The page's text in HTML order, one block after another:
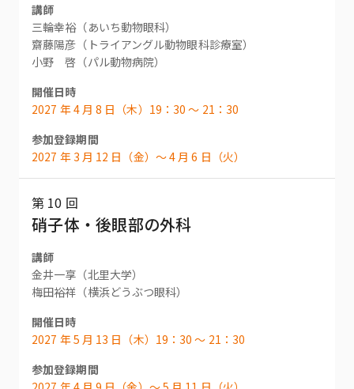
講師
三輪幸裕（あいち動物眼科）
齋藤陽彦（トライアングル動物眼科診療室）
小野 啓（パル動物病院）
開催日時
2027 年 4 月 8 日（木）19：30 〜 21：30
参加登録期間
2027 年 3 月 12 日（金）〜 4 月 6 日（火）
第 10 回
硝子体・後眼部の外科
講師
金井一享（北里大学）
梅田裕祥（横浜どうぶつ眼科）
開催日時
2027 年 5 月 13 日（木）19：30 〜 21：30
参加登録期間